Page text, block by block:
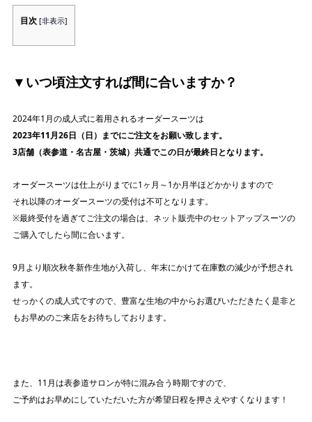
目次 [非表示]
▼いつ頃注文すれば間に合いますか？
2024年1月の成人式に着用されるオーダースーツは
2023年11月26日（日）までにご注文をお願い致します。
3店舗（表参道・名古屋・茨城）共通でこの日が最終日となります。
オーダースーツは仕上がりまでに1ヶ月～1か月半ほどかかりますので
それ以降のオーダースーツの受付は不可となります。
※最終受付を過ぎてご注文の場合は、ネット販売中のセットアップスーツの
ご購入でしたら間に合います。
9月より順次秋冬新作生地が入荷し、年末にかけて在庫数の減少が予想され
ます。
せっかくの成人式ですので、豊富な生地の中からお選びいただきたく是非と
もお早めのご来店をお待ちしております。
また、11月は表参道サロンが特に混み合う時期ですので、
ご予約はお早めにしていただいた方が希望日程を押さえやすくなります！